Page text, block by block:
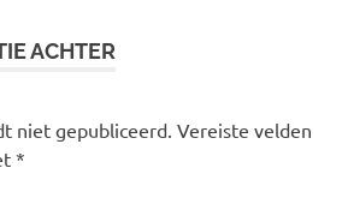
ACHTER
niet gepubliceerd. Vereiste velden
*